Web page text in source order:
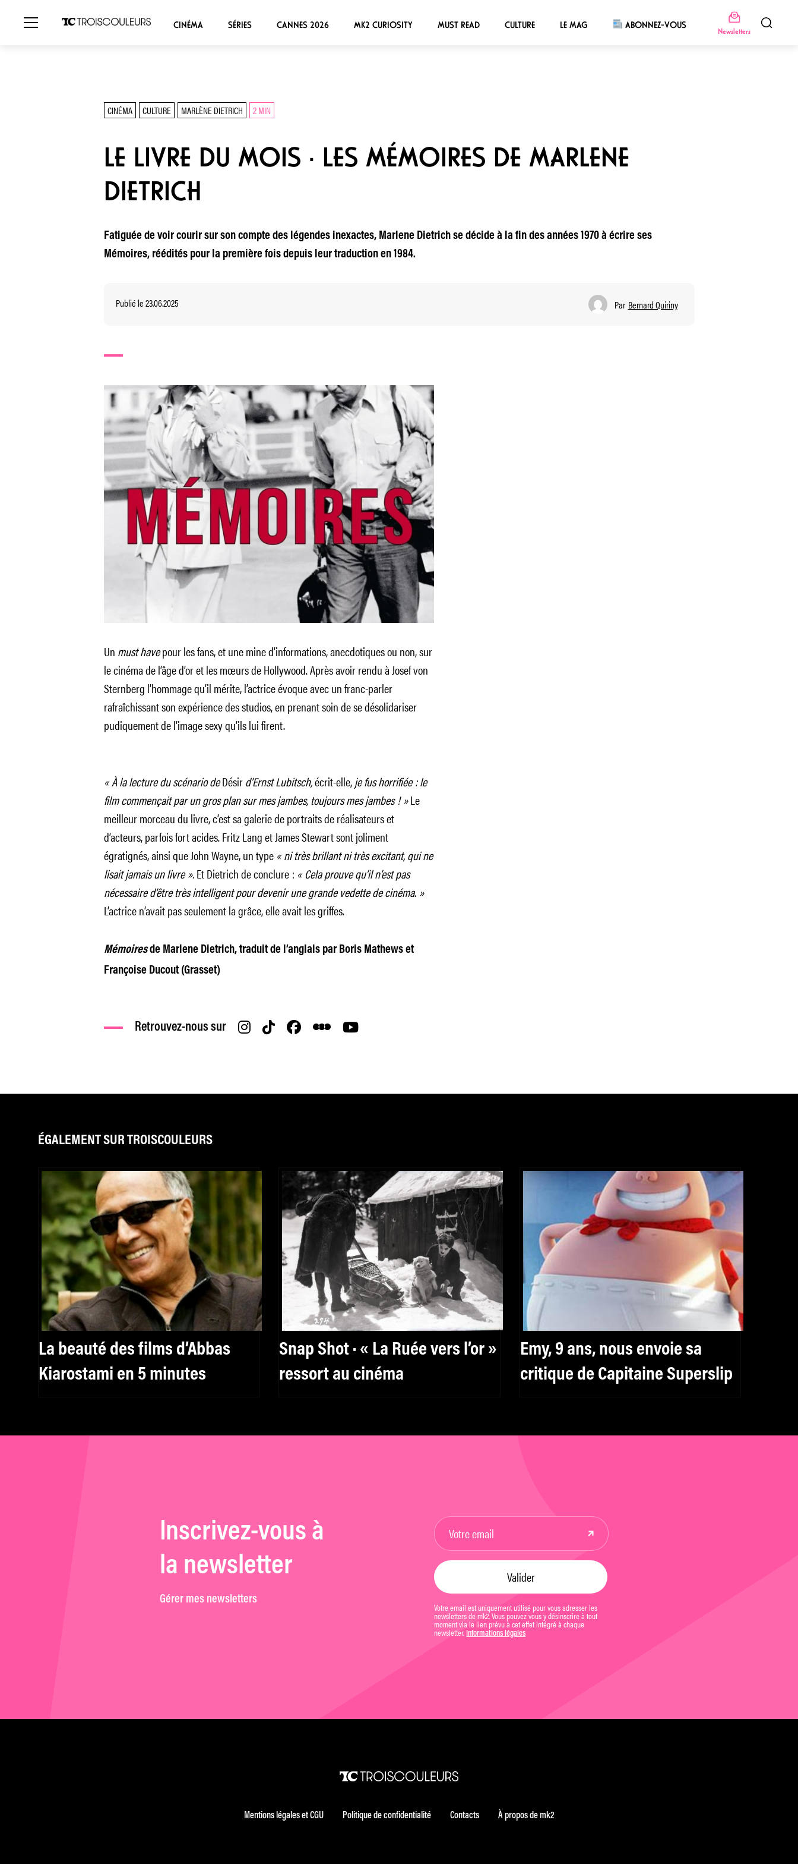
CINÉMA SÉRIES CANNES 2026 MK2 CURIOSITY MUST READ CULTURE LE MAG ABONNEZ-VOUS
Newsletters
CINÉMA CULTURE MARLÈNE DIETRICH 2 MIN
LE LIVRE DU MOIS · LES MÉMOIRES DE MARLENE
DIETRICH
Fatiguée de voir courir sur son compte des légendes inexactes, Marlene Dietrich se décide à la fin des années 1970 à écrire ses
Mémoires, réédités pour la première fois depuis leur traduction en 1984.
Publié le 23.06.2025 Par Bernard Quiriny
Un must havepour les fans, et une mine d’informations, anecdotiques ou non, sur
le cinéma de l’âge d’or et les mœurs de Hollywood. Après avoir rendu à Josef von
Sternberg l’hommage qu’il mérite, l’actrice évoque avec un franc-parler
rafraîchissant son expérience des studios, en prenant soin de se désolidariser
pudiquement de l’image sexy qu’ils lui firent.
« À la lecture du scénario deDésird’Ernst Lubitsch,écrit-elle,je fus horrifiée : le
film commençait par un gros plan sur mes jambes, toujours mes jambes ! »Le
meilleur morceau du livre, c’est sa galerie de portraits de réalisateurs et
d’acteurs, parfois fort acides. Fritz Lang et James Stewart sont joliment
égratignés, ainsi que John Wayne, un type« ni très brillant ni très excitant, qui ne
lisait jamais un livre ».Et Dietrich de conclure : « Cela prouve qu’il n’est pas
nécessaire d’être très intelligent pour devenir une grande vedette de cinéma. »
L’actrice n’avait pas seulement la grâce, elle avait les griffes.
Mémoiresde Marlene Dietrich, traduit de l’anglais par Boris Mathews et
Françoise Ducout (Grasset)
Retrouvez-nous sur
ÉGALEMENT SUR TROISCOULEURS
La beauté des films d’Abbas
Kiarostami en 5 minutes
Snap Shot · « La Ruée vers l’or »
ressort au cinéma
Emy, 9 ans, nous envoie sa
critique de Capitaine Superslip
Inscrivez-vous à
la newsletter
Gérer mes newsletters
Votre email est uniquement utilisé pour vous adresser les
newsletters de mk2. Vous pouvez vous y désinscrire à tout
moment via le lien prévu à cet effet intégré à chaque
newsletter. Informations légales
Mentions légales et CGU Politique de confidentialité Contacts À propos de mk2